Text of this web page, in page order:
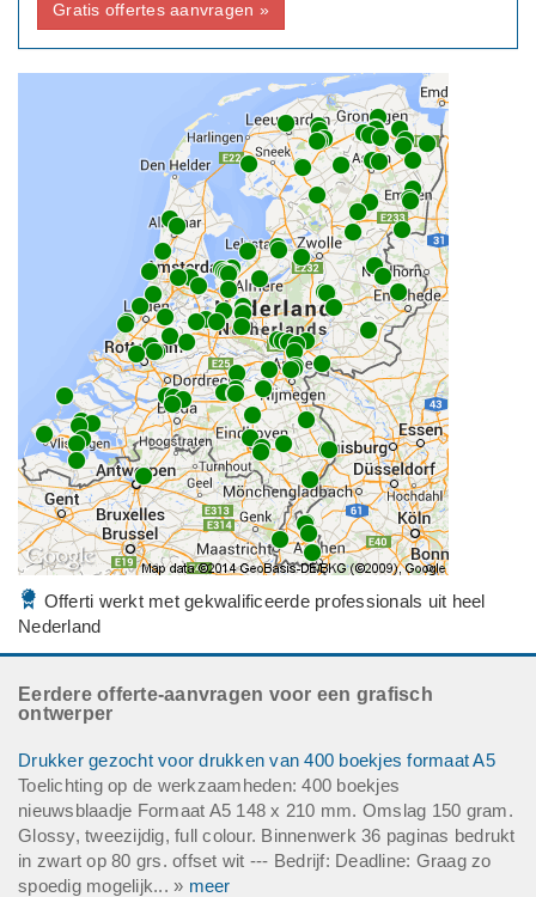
Gratis offertes aanvragen »
Offerti werkt met gekwalificeerde professionals uit heel
Nederland
Eerdere offerte-aanvragen voor een grafisch
ontwerper
Drukker gezocht voor drukken van 400 boekjes formaat A5
Toelichting op de werkzaamheden: 400 boekjes
nieuwsblaadje Formaat A5 148 x 210 mm. Omslag 150 gram.
Glossy, tweezijdig, full colour. Binnenwerk 36 paginas bedrukt
in zwart op 80 grs. offset wit --- Bedrijf: Deadline: Graag zo
spoedig mogelijk... » meer